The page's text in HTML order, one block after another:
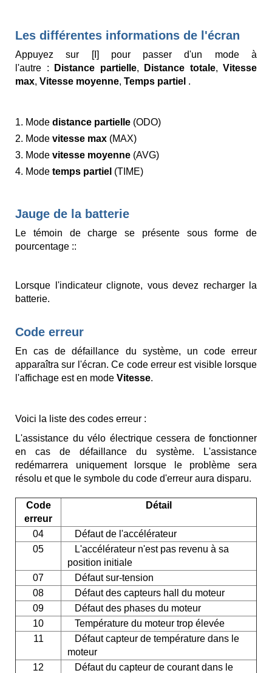
Les différentes informations de l'écran
Appuyez sur [I] pour passer d'un mode à
l'autre :
Distance partielle, Distance totale, Vitesse
max, Vitesse moyenne, Temps partiel .
1. Mode distance partielle (ODO)
2. Mode vitesse max (MAX)
3. Mode vitesse moyenne (AVG)
4. Mode temps partiel (TIME)
Jauge de la batterie
Le témoin de charge se présente sous forme de
pourcentage ::
Lorsque l'indicateur clignote, vous devez recharger la
batterie.
Code erreur
En cas de défaillance du système, un code erreur
apparaîtra sur l'écran. Ce code erreur est visible lorsque
l'affichage est en mode Vitesse.
Voici la liste des codes erreur :
L'assistance du vélo électrique cessera de fonctionner
en cas de défaillance du système. L'assistance
redémarrera uniquement lorsque le problème sera
résolu et que le symbole du code d'erreur aura disparu.
Code
erreur
Détail
04
Défaut de l'accélérateur
05
L'accélérateur n'est pas revenu à sa
position initiale
07
Défaut sur-tension
08
Défaut des capteurs hall du moteur
09
Défaut des phases du moteur
10
Température du moteur trop élevée
11
Défaut capteur de température dans le
moteur
12
Défaut du capteur de courant dans le